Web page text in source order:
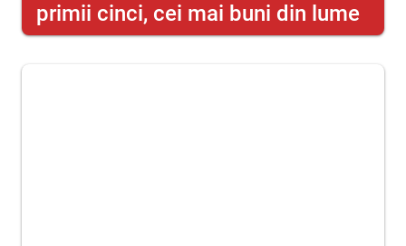
primii cinci, cei mai buni din lume